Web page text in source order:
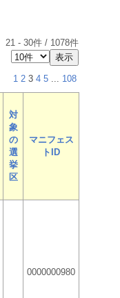
21 - 30件 / 1078件
1 2 3 4 5 ... 108
対
象
の
選
挙
区
マニフェス
トID
0000000980